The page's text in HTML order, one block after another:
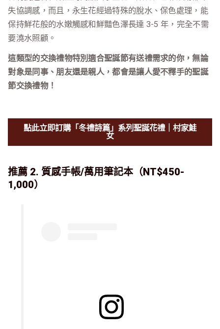
失協調感，而且，永生花經過特殊的脫水、保色處理，能
保持鮮花般的水嫩觸感和鮮豔色澤長達 3-5 年，完全不需
要澆水照顧。
這類型的交換禮物特別適合聖誕節有送禮需求的你，無論
對象是同事、朋友還是親人，都會是讓人愛不釋手的聖誕
節交換禮物！
點此立即訂購「冬禮詩篇」系列聖誕花禮｜村家鮭
女
推薦 2. 質感手帳/萬用筆記本（NT$450-
1,000）